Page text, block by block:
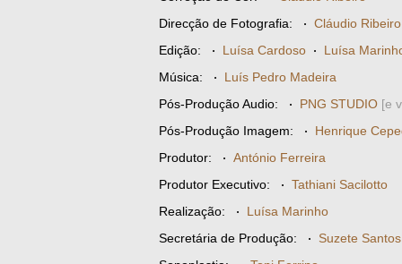
Direcção de Fotografia: · Cláudio Ribeiro
Edição: · Luísa Cardoso · Luísa
Música: · Luís Pedro Madeira
Pós-Produção Audio: · PNG STUDIO [e
Pós-Produção Imagem: · Henrique
Produtor: · António Ferreira
Produtor Executivo: · Tathiani Sacilotto
Realização: · Luísa Marinho
Secretária de Produção: · Suzete Santos